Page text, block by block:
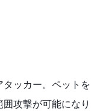
ッカー。ペットを
攻撃が可能になり